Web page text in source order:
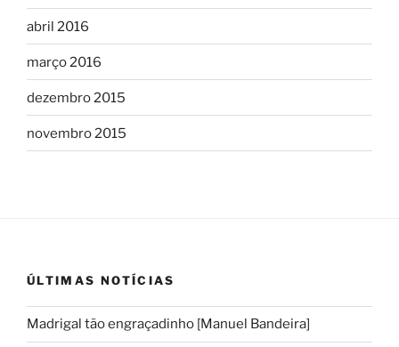
abril 2016
março 2016
dezembro 2015
novembro 2015
ÚLTIMAS NOTÍCIAS
Madrigal tão engraçadinho [Manuel Bandeira]